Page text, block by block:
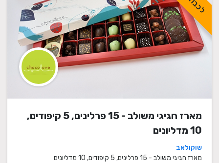
מארז חגיגי משולב - 15 פרלינים, 5 קיפודים,
10 מדליונים
שוקולאב
מארז חגיגי משולב - 15 פרלינים, 5 קיפודים, 10 מדליונים